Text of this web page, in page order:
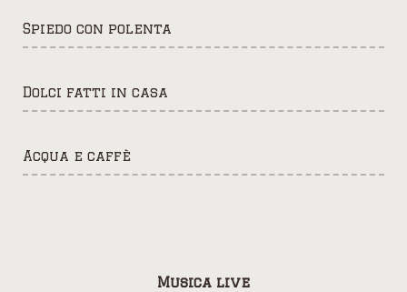
Spiedo con polenta
Dolci fatti in casa
Acqua e caffè
Musica live